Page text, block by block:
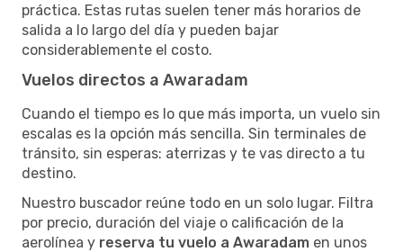
práctica. Estas rutas suelen tener más horarios de
salida a lo largo del día y pueden bajar
considerablemente el costo.
Vuelos directos a Awaradam
Cuando el tiempo es lo que más importa, un vuelo sin
escalas es la opción más sencilla. Sin terminales de
tránsito, sin esperas: aterrizas y te vas directo a tu
destino.
Nuestro buscador reúne todo en un solo lugar. Filtra
por precio, duración del viaje o calificación de la
aerolínea y reserva tu vuelo a Awaradam en unos